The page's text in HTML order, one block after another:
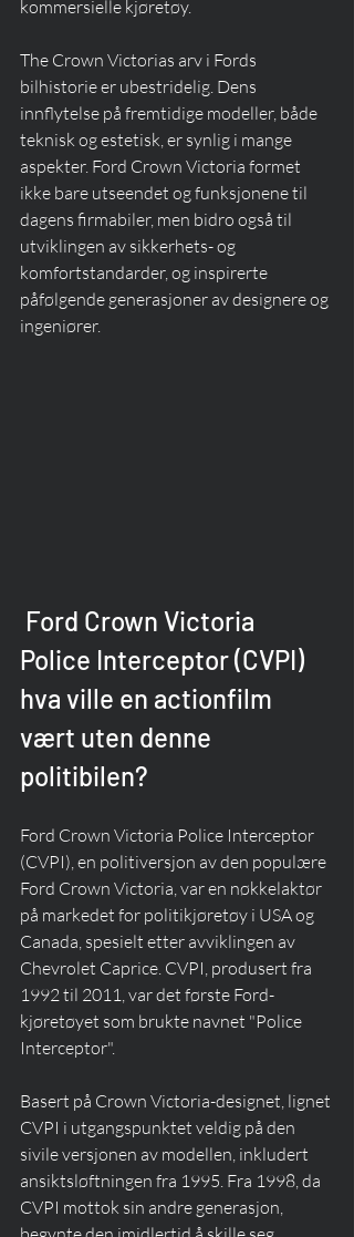
kommersielle kjøretøy.
The Crown Victorias arv i Fords
bilhistorie er ubestridelig. Dens
innflytelse på fremtidige modeller, både
teknisk og estetisk, er synlig i mange
aspekter. Ford Crown Victoria formet
ikke bare utseendet og funksjonene til
dagens firmabiler, men bidro også til
utviklingen av sikkerhets- og
komfortstandarder, og inspirerte
påfølgende generasjoner av designere og
ingeniører.
Ford Crown Victoria
Police Interceptor (CVPI)
hva ville en actionfilm
vært uten denne
politibilen?
Ford Crown Victoria Police Interceptor
(CVPI), en politiversjon av den populære
Ford Crown Victoria, var en nøkkelaktør
på markedet for politikjøretøy i USA og
Canada, spesielt etter avviklingen av
Chevrolet Caprice. CVPI, produsert fra
1992 til 2011, var det første Ford-
kjøretøyet som brukte navnet "Police
Interceptor".
Basert på Crown Victoria-designet, lignet
CVPI i utgangspunktet veldig på den
sivile versjonen av modellen, inkludert
ansiktsløftningen fra 1995. Fra 1998, da
CVPI mottok sin andre generasjon,